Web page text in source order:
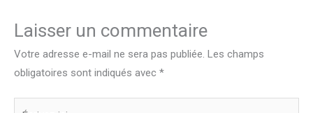
Laisser un commentaire
Votre adresse e-mail ne sera pas publiée. Les champs
obligatoires sont indiqués avec *